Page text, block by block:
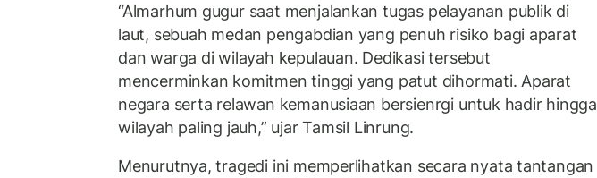
“Almarhum gugur saat menjalankan tugas pelayanan publik di
laut, sebuah medan pengabdian yang penuh risiko bagi aparat
dan warga di wilayah kepulauan. Dedikasi tersebut
mencerminkan komitmen tinggi yang patut dihormati. Aparat
negara serta relawan kemanusiaan bersienrgi untuk hadir hingga
wilayah paling jauh,” ujar Tamsil Linrung.
Menurutnya, tragedi ini memperlihatkan secara nyata tantangan